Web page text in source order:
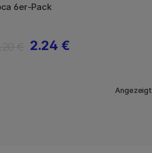
6er-Pack
2.24 €
Angezeigt